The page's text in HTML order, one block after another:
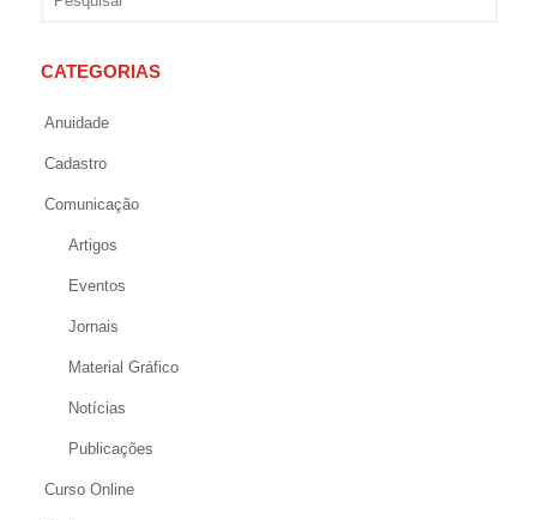
CATEGORIAS
Anuidade
Cadastro
Comunicação
Artigos
Eventos
Jornais
Material Gráfico
Notícias
Publicações
Curso Online